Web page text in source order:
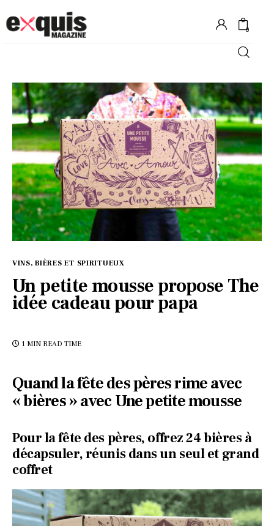
0
Hôtels
Gastronomie
Recettes
Shopping
Évènements
VINS, BIÈRES ET SPIRITUEUX
Un petite mousse propose The
idée cadeau pour papa
1 MIN READ TIME
Quand la fête des pères rime avec
« bières » avec Une petite mousse
Pour la fête des pères, offrez 24 bières à
décapsuler, réunis dans un seul et grand
coffret